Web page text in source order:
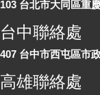
103 台北市大同區重
台中聯絡處
407 台中市西屯區市
高雄聯絡處